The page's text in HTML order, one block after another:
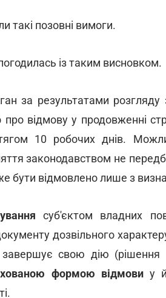
такі позовні вимоги.
із таким висновком.
за результатами
відмову у продовженні
10 робочих днів.
законодавством не
бути відмовлено лише з
суб'єктом владних
дозвільного
свою дію (рішення
формою відмовиу